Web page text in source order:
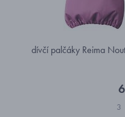
dívčí palčáky Reima
3